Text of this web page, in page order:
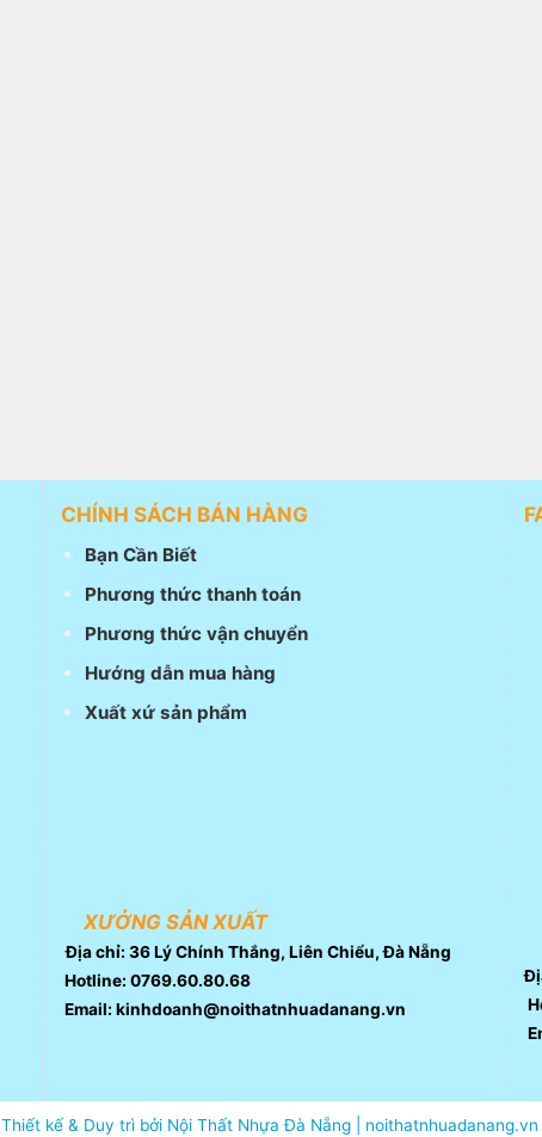
CHÍNH SÁCH BÁN HÀNG
Bạn Cần Biết
Phương thức thanh toán
Phương thức vận chuyển
Hướng dẫn mua hàng
Xuất xứ sản phẩm
XƯỞNG SẢN XUẤT
Địa chỉ: 36 Lý Chính Thắng, Liên Chiểu, Đà Nẵng
Hotline: 0769.60.80.68
Email: kinhdoanh@noithatnhuadanang.vn
Thiết kế & Duy trì bởi Nội Thất Nhựa Đà Nẵng | noithatnhuadanang.vn |